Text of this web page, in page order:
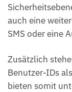
auch eine
SMS oder eine
Zusätzlich
Benutzer-IDs
bieten somit